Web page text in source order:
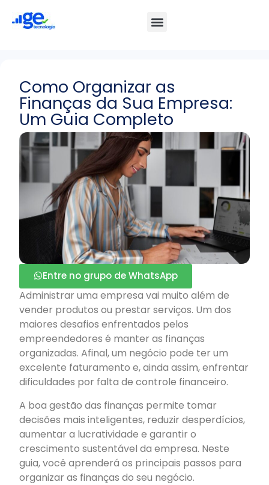
Como Organizar as
Finanças da Sua Empresa:
Um Guia Completo
Entre no grupo de WhatsApp
Administrar uma empresa vai muito além de
vender produtos ou prestar serviços. Um dos
maiores desafios enfrentados pelos
empreendedores é manter as finanças
organizadas. Afinal, um negócio pode ter um
excelente faturamento e, ainda assim, enfrentar
dificuldades por falta de controle financeiro.
A boa gestão das finanças permite tomar
decisões mais inteligentes, reduzir desperdícios,
aumentar a lucratividade e garantir o
crescimento sustentável da empresa. Neste
guia, você aprenderá os principais passos para
organizar as finanças do seu negócio.